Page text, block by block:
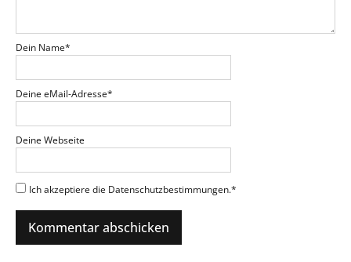
Dein Name*
Deine eMail-Adresse*
Deine Webseite
Ich akzeptiere die Datenschutzbestimmungen.*